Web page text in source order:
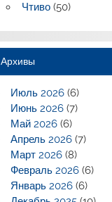
Чтиво(50)
Архивы
Июль 2026 (6)
Июнь 2026 (7)
Май 2026 (6)
Апрель 2026 (7)
Март 2026 (8)
Февраль 2026 (6)
Январь 2026 (6)